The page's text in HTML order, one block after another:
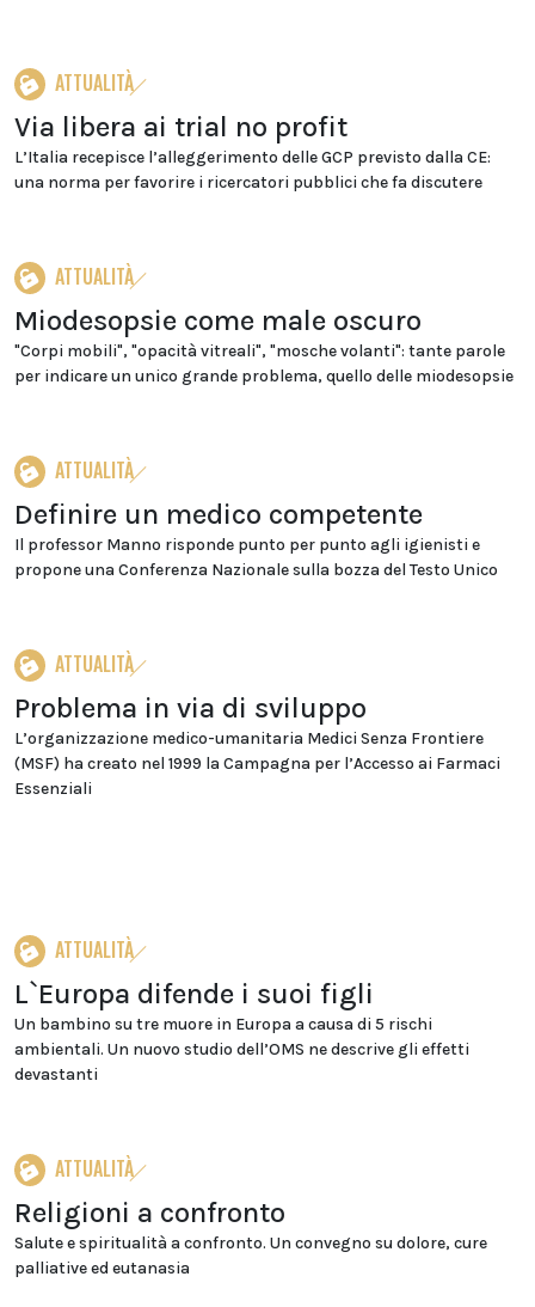
ATTUALITÀ
Via libera ai trial no profit
L’Italia recepisce l’alleggerimento delle GCP previsto dalla CE:
una norma per favorire i ricercatori pubblici che fa discutere
ATTUALITÀ
Miodesopsie come male oscuro
"Corpi mobili", "opacità vitreali", "mosche volanti": tante parole
per indicare un unico grande problema, quello delle miodesopsie
ATTUALITÀ
Definire un medico competente
Il professor Manno risponde punto per punto agli igienisti e
propone una Conferenza Nazionale sulla bozza del Testo Unico
ATTUALITÀ
Problema in via di sviluppo
L’organizzazione medico-umanitaria Medici Senza Frontiere
(MSF) ha creato nel 1999 la Campagna per l’Accesso ai Farmaci
Essenziali
ATTUALITÀ
L`Europa difende i suoi figli
Un bambino su tre muore in Europa a causa di 5 rischi
ambientali. Un nuovo studio dell’OMS ne descrive gli effetti
devastanti
ATTUALITÀ
Religioni a confronto
Salute e spiritualità a confronto. Un convegno su dolore, cure
palliative ed eutanasia